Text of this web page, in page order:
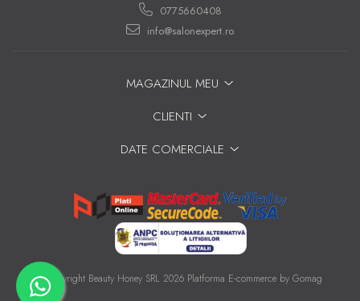
0775660408
info@salonexpert.ro
MAGAZINUL MEU
CLIENTI
DATE COMERCIALE
©Copyright Beauty Honey SRL 2026 Platforma E-commerce by Gomag